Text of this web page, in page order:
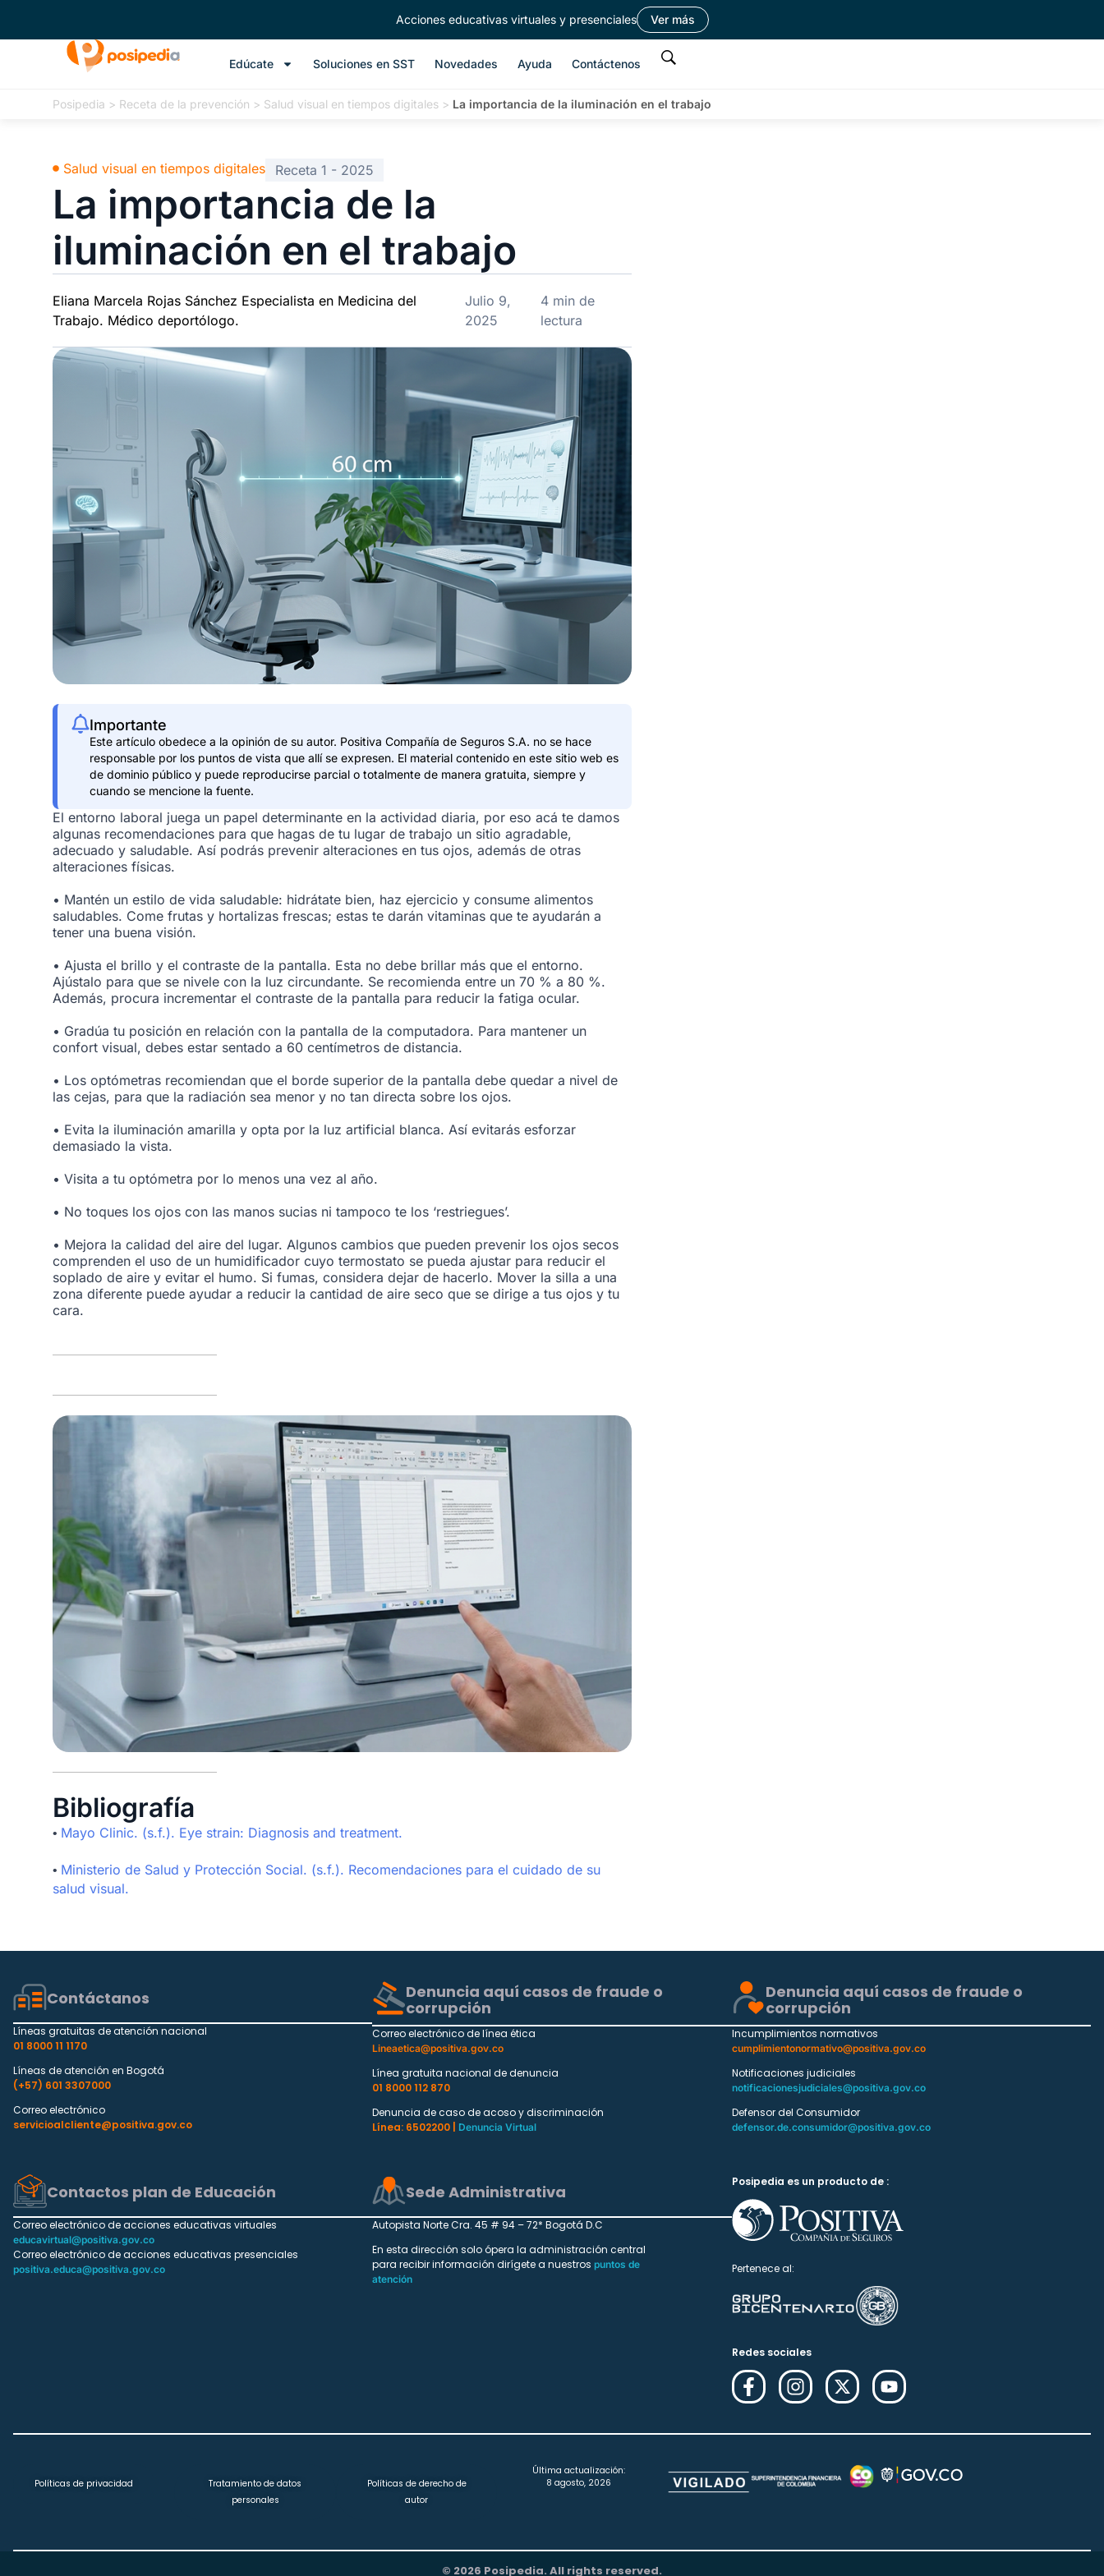
Acciones educativas virtuales y presenciales Ver más
Edúcate Soluciones en SST Novedades Ayuda Contáctenos
Posipedia > Receta de la prevención > Salud visual en tiempos digitales > La importancia de la iluminación en el trabajo
Eliana Marcela Rojas Sánchez Especialista en Medicina del
Trabajo. Médico deportólogo.
Julio 9,
2025
4 min de
lectura
Salud visual en tiempos digitales Receta 1 - 2025
La importancia de la
iluminación en el trabajo
Importante
Este artículo obedece a la opinión de su autor. Positiva Compañía de Seguros S.A. no se hace
responsable por los puntos de vista que allí se expresen. El material contenido en este sitio web es
de dominio público y puede reproducirse parcial o totalmente de manera gratuita, siempre y
cuando se mencione la fuente.
El entorno laboral juega un papel determinante en la actividad diaria, por eso acá te damos
algunas recomendaciones para que hagas de tu lugar de trabajo un sitio agradable,
adecuado y saludable. Así podrás prevenir alteraciones en tus ojos, además de otras
alteraciones físicas.
• Mantén un estilo de vida saludable: hidrátate bien, haz ejercicio y consume alimentos
saludables. Come frutas y hortalizas frescas; estas te darán vitaminas que te ayudarán a
tener una buena visión.
• Ajusta el brillo y el contraste de la pantalla. Esta no debe brillar más que el entorno.
Ajústalo para que se nivele con la luz circundante. Se recomienda entre un 70 % a 80 %.
Además, procura incrementar el contraste de la pantalla para reducir la fatiga ocular.
• Gradúa tu posición en relación con la pantalla de la computadora. Para mantener un
confort visual, debes estar sentado a 60 centímetros de distancia.
• Los optómetras recomiendan que el borde superior de la pantalla debe quedar a nivel de
las cejas, para que la radiación sea menor y no tan directa sobre los ojos.
• Evita la iluminación amarilla y opta por la luz artificial blanca. Así evitarás esforzar
demasiado la vista.
• Visita a tu optómetra por lo menos una vez al año.
• No toques los ojos con las manos sucias ni tampoco te los ‘restriegues’.
• Mejora la calidad del aire del lugar. Algunos cambios que pueden prevenir los ojos secos
comprenden el uso de un humidificador cuyo termostato se pueda ajustar para reducir el
soplado de aire y evitar el humo. Si fumas, considera dejar de hacerlo. Mover la silla a una
zona diferente puede ayudar a reducir la cantidad de aire seco que se dirige a tus ojos y tu
cara.
Bibliografía
• Mayo Clinic. (s.f.). Eye strain: Diagnosis and treatment.
• Ministerio de Salud y Protección Social. (s.f.). Recomendaciones para el cuidado de su
salud visual.
Contáctanos
Líneas gratuitas de atención nacional
01 8000 11 1170
Líneas de atención en Bogotá
(+57) 601 3307000
Correo electrónico
servicioalcliente@positiva.gov.co
Denuncia aquí casos de fraude o
corrupción
Correo electrónico de línea ética
Lineaetica@positiva.gov.co
Línea gratuita nacional de denuncia
01 8000 112 870
Denuncia de caso de acoso y discriminación
Línea: 6502200 |
Denuncia Virtual
Denuncia aquí casos de fraude o
corrupción
Incumplimientos normativos
cumplimientonormativo@positiva.gov.co
Notificaciones judiciales
notificacionesjudiciales@positiva.gov.co
Defensor del Consumidor
defensor.de.consumidor@positiva.gov.co
Contactos plan de Educación
Correo electrónico de acciones educativas virtuales
educavirtual@positiva.gov.co
Correo electrónico de acciones educativas presenciales
positiva.educa@positiva.gov.co
Sede Administrativa
Autopista Norte Cra. 45 # 94 – 72* Bogotá D.C
En esta dirección solo ópera la administración central
para recibir información dirígete a nuestros puntos de
atención
Posipedia es un producto de :
Pertenece al:
Redes sociales
Políticas de privacidad
Tratamiento de datos
personales
Políticas de derecho de
autor
Última actualización:
8 agosto, 2026
© 2026 Posipedia. All rights reserved.